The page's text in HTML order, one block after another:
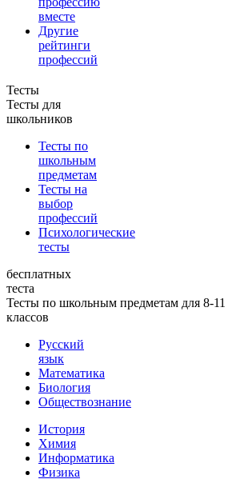
вместе
Другие
рейтинги
профессий
Тесты
Тесты для
школьников
Тесты по
школьным
предметам
Тесты на
выбор
профессий
Психологические
тесты
бесплатных
теста
Тесты по школьным предметам для 8-11
классов
Русский
язык
Математика
Биология
Обществознание
История
Химия
Информатика
Физика